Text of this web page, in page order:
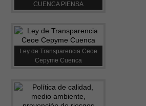
CUENCA PIENSA
Ley de Transparencia Ceoe
Cepyme Cuenca